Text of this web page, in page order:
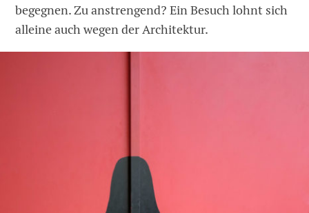
begegnen. Zu anstrengend? Ein Besuch lohnt sich
alleine auch wegen der Architektur.